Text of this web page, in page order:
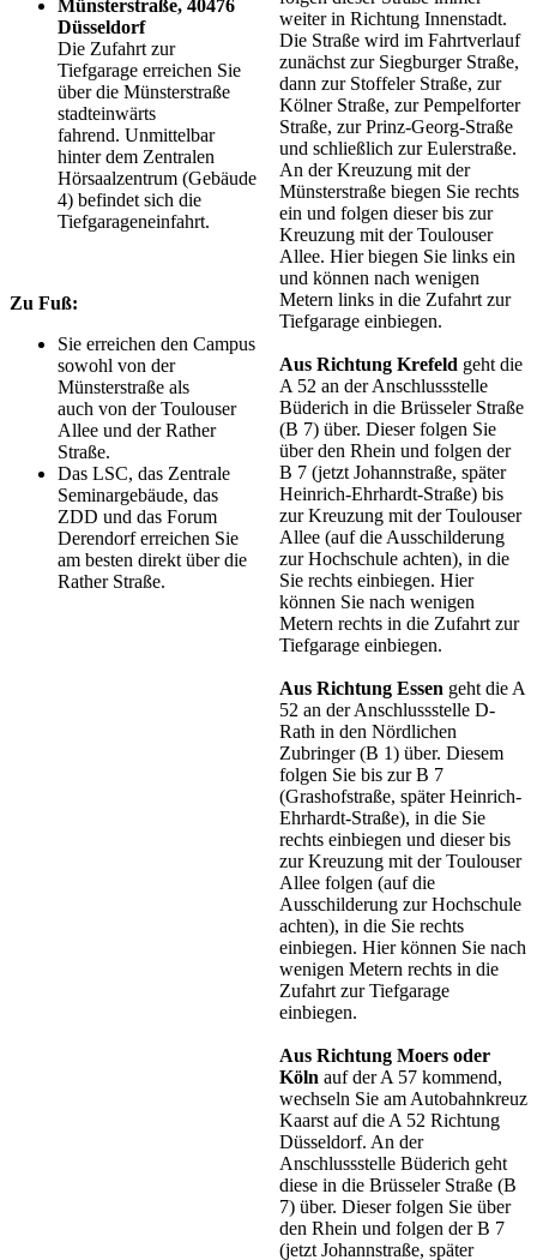
Münsterstraße, 40476
Düsseldorf
Die Zufahrt zur
Tiefgarage erreichen Sie
über die Münsterstraße
stadteinwärts
fahrend. Unmittelbar
hinter dem Zentralen
Hörsaalzentrum (Gebäude
4) befindet sich die
Tiefgarageneinfahrt.
Zu Fuß:
Sie erreichen den Campus
sowohl von der
Münsterstraße als
auch von der Toulouser
Allee und der Rather
Straße.
Das LSC, das Zentrale
Seminargebäude, das
ZDD und das Forum
Derendorf erreichen Sie
am besten direkt über die
Rather Straße.
weiter in Richtung Innenstadt.
Die Straße wird im Fahrtverlauf
zunächst zur Siegburger Straße,
dann zur Stoffeler Straße, zur
Kölner Straße, zur Pempelforter
Straße, zur Prinz-Georg-Straße
und schließlich zur Eulerstraße.
An der Kreuzung mit der
Münsterstraße biegen Sie rechts
ein und folgen dieser bis zur
Kreuzung mit der Toulouser
Allee. Hier biegen Sie links ein
und können nach wenigen
Metern links in die Zufahrt zur
Tiefgarage einbiegen.
Aus Richtung Krefeld geht die
A 52 an der Anschlussstelle
Büderich in die Brüsseler Straße
(B 7) über. Dieser folgen Sie
über den Rhein und folgen der
B 7 (jetzt Johannstraße, später
Heinrich-Ehrhardt-Straße) bis
zur Kreuzung mit der Toulouser
Allee (auf die Ausschilderung
zur Hochschule achten), in die
Sie rechts einbiegen. Hier
können Sie nach wenigen
Metern rechts in die Zufahrt zur
Tiefgarage einbiegen.
Aus Richtung Essen geht die A
52 an der Anschlussstelle D-
Rath in den Nördlichen
Zubringer (B 1) über. Diesem
folgen Sie bis zur B 7
(Grashofstraße, später Heinrich-
Ehrhardt-Straße), in die Sie
rechts einbiegen und dieser bis
zur Kreuzung mit der Toulouser
Allee folgen (auf die
Ausschilderung zur Hochschule
achten), in die Sie rechts
einbiegen. Hier können Sie nach
wenigen Metern rechts in die
Zufahrt zur Tiefgarage
einbiegen.
Aus Richtung Moers oder
Köln auf der A 57 kommend,
wechseln Sie am Autobahnkreuz
Kaarst auf die A 52 Richtung
Düsseldorf. An der
Anschlussstelle Büderich geht
diese in die Brüsseler Straße (B
7) über. Dieser folgen Sie über
den Rhein und folgen der B 7
(jetzt Johannstraße, später